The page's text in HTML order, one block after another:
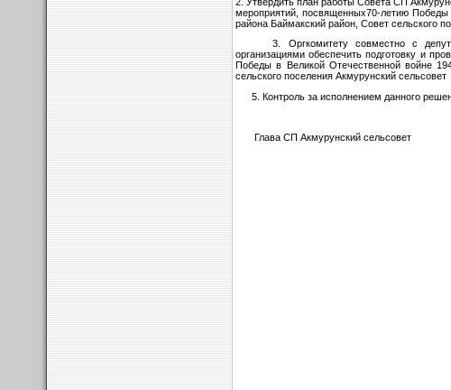
мероприятий, посвященных70-летию
района Баймакский район, Совет сельского
3. Оргкомитету совместно с
организациями обеспечить подготовку и
Победы в Великой Отечественной войне
сельского поселения Акмурунский
5. Контроль за исполнением данного
Глава СП Акмурунский